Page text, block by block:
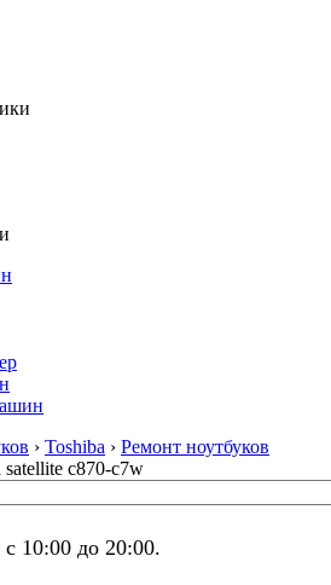
› Toshiba › Ремонт ноутбуков
satellite c870-c7w
10:00 до 20:00.